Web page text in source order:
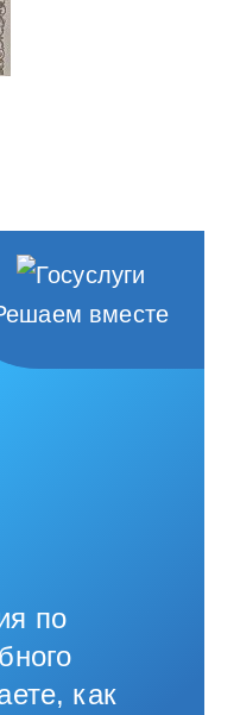
вместе
по
как